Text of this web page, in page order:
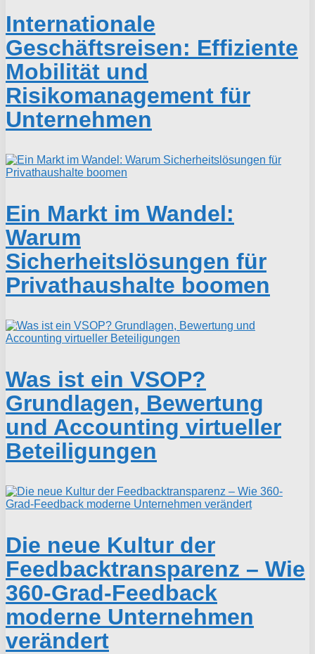
Internationale
Geschäftsreisen: Effiziente
Mobilität und
Risikomanagement für
Unternehmen
Ein Markt im Wandel:
Warum
Sicherheitslösungen für
Privathaushalte boomen
Was ist ein VSOP?
Grundlagen, Bewertung
und Accounting virtueller
Beteiligungen
Die neue Kultur der
Feedbacktransparenz – Wie
360-Grad-Feedback
moderne Unternehmen
verändert